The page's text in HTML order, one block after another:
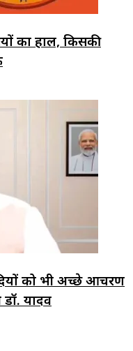
का हाल, किसकी
को भी अच्छे आचरण
डॉ. यादव